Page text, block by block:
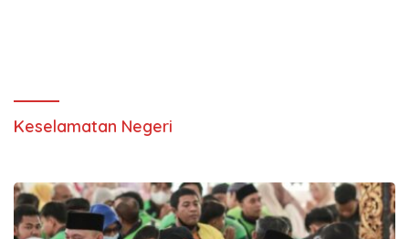
Keselamatan Negeri